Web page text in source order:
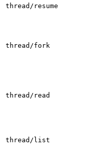
thread/resume
thread/fork
thread/read
thread/list